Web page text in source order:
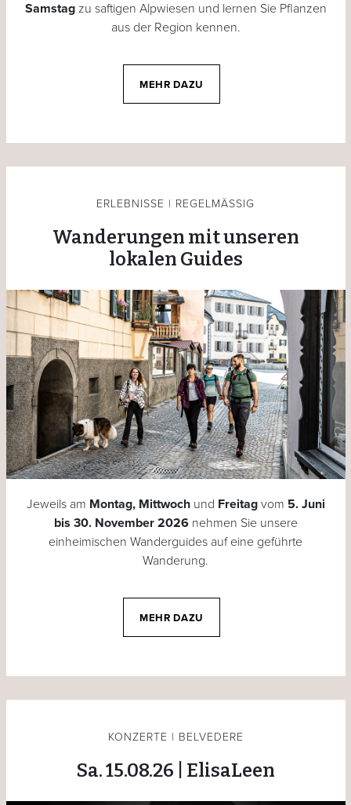
Samstagzu saftigen Alpwiesen und lernen Sie Pflanzen
aus der Region kennen.
MEHR DAZU
ERLEBNISSE | REGELMÄSSIG
Wanderungen mit unseren
lokalen Guides
Jeweils am Montag, Mittwochund Freitagvom 5. Juni
bis 30. November 2026 nehmen Sie unsere
einheimischen Wanderguides auf eine geführte
Wanderung.
MEHR DAZU
KONZERTE | BELVEDERE
Sa. 15.08.26 | ElisaLeen